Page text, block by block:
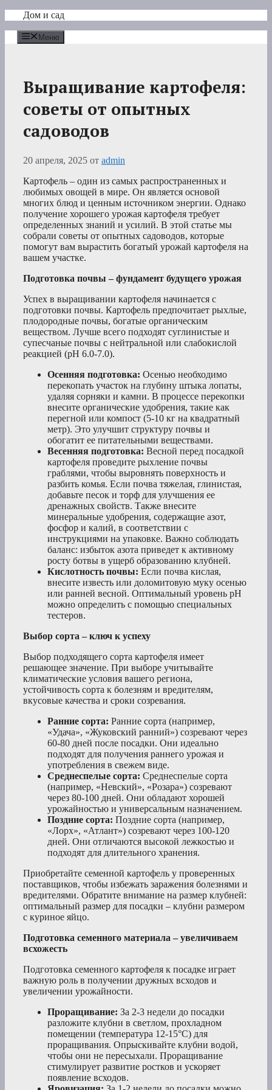
Перейти
содержимому
Дом и сад
Меню
Выращивание картофеля:
советы от опытных
садоводов
20 апреля, 2025 от admin
Картофель – один из самых распространенных и
любимых овощей в мире. Он является основой
многих блюд и ценным источником энергии. Однако
получение хорошего урожая картофеля требует
определенных знаний и усилий. В этой статье мы
собрали советы от опытных садоводов, которые
помогут вам вырастить богатый урожай картофеля на
вашем участке.
Подготовка почвы – фундамент будущего урожая
Успех в выращивании картофеля начинается с
подготовки почвы. Картофель предпочитает рыхлые,
плодородные почвы, богатые органическим
веществом. Лучше всего подходят суглинистые и
супесчаные почвы с нейтральной или слабокислой
реакцией (pH 6.0-7.0).
Осенняя подготовка: Осенью необходимо
перекопать участок на глубину штыка лопаты,
удаляя сорняки и камни. В процессе перекопки
внесите органические удобрения, такие как
перегной или компост (5-10 кг на квадратный
метр). Это улучшит структуру почвы и
обогатит ее питательными веществами.
Весенняя подготовка: Весной перед посадкой
картофеля проведите рыхление почвы
граблями, чтобы выровнять поверхность и
разбить комья. Если почва тяжелая, глинистая,
добавьте песок и торф для улучшения ее
дренажных свойств. Также внесите
минеральные удобрения, содержащие азот,
фосфор и калий, в соответствии с
инструкциями на упаковке. Важно соблюдать
баланс: избыток азота приведет к активному
росту ботвы в ущерб образованию клубней.
Кислотность почвы: Если почва кислая,
внесите известь или доломитовую муку осенью
или ранней весной. Оптимальный уровень pH
можно определить с помощью специальных
тестеров.
Выбор сорта – ключ к успеху
Выбор подходящего сорта картофеля имеет
решающее значение. При выборе учитывайте
климатические условия вашего региона,
устойчивость сорта к болезням и вредителям,
вкусовые качества и сроки созревания.
Ранние сорта: Ранние сорта (например,
«Удача», «Жуковский ранний») созревают через
60-80 дней после посадки. Они идеально
подходят для получения раннего урожая и
употребления в свежем виде.
Среднеспелые сорта: Среднеспелые сорта
(например, «Невский», «Розара») созревают
через 80-100 дней. Они обладают хорошей
урожайностью и универсальным назначением.
Поздние сорта: Поздние сорта (например,
«Лорх», «Атлант») созревают через 100-120
дней. Они отличаются высокой лежкостью и
подходят для длительного хранения.
Приобретайте семенной картофель у проверенных
поставщиков, чтобы избежать заражения болезнями и
вредителями. Обратите внимание на размер клубней:
оптимальный размер для посадки – клубни размером
с куриное яйцо.
Подготовка семенного материала – увеличиваем
всхожесть
Подготовка семенного картофеля к посадке играет
важную роль в получении дружных всходов и
увеличении урожайности.
Проращивание: За 2-3 недели до посадки
разложите клубни в светлом, прохладном
помещении (температура 12-15°C) для
проращивания. Опрыскивайте клубни водой,
чтобы они не пересыхали. Проращивание
стимулирует развитие ростков и ускоряет
появление всходов.